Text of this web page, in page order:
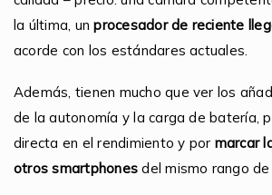
la última, unprocesador de reciente
acorde con los estándares actuales.
Además, tienen mucho que ver los
de la autonomía y la carga de batería,
directa en el rendimiento y por marcar
otros smartphones del mismo rango de